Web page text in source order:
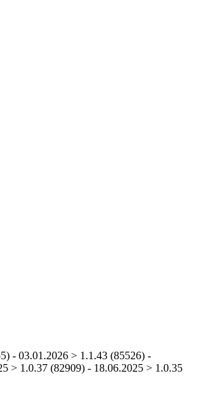
- 03.01.2026 > 1.1.43 (85526) -
> 1.0.37 (82909) - 18.06.2025 > 1.0.35